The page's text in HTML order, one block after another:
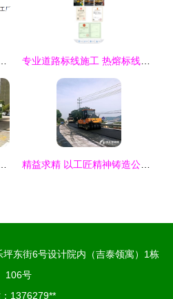
东街6号设计院内（吉泰领寓）1栋
106号
1376279**